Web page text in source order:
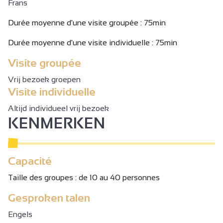
Frans
Durée moyenne d'une visite groupée : 75min
Durée moyenne d'une visite individuelle : 75min
Visite groupée
Vrij bezoek groepen
Visite individuelle
Altijd individueel vrij bezoek
KENMERKEN
Capacité
Taille des groupes : de 10 au 40 personnes
Gesproken talen
Engels